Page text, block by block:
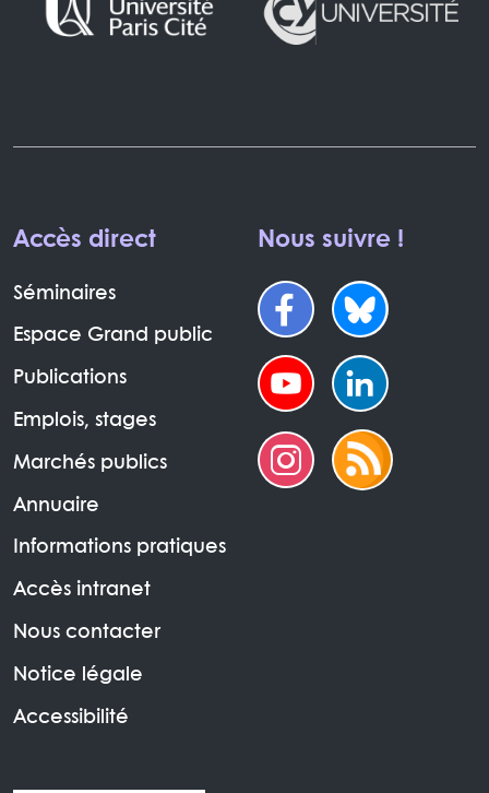
Accès direct
Séminaires
Espace Grand public
Publications
Emplois, stages
Marchés publics
Annuaire
Informations pratiques
Accès intranet
Nous contacter
Notice légale
Accessibilité
Nous suivre !